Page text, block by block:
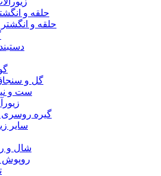
حلقه و
حلقه و انگشتر
گل و
ست و
گیره
سایر
شال و
روپوش